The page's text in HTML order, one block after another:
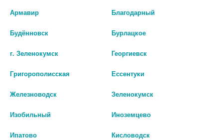
со специалистом.
описание товара без предварительного уведомления.
В КОРЗИНУ
Армавир Благодарный
Будённовск Бурлацкое
г. Зеленокумск Георгиевск
Григорополисская Ессентуки
Железноводск Зеленокумск
Изобильный Иноземцево
Ипатово Кисловодск